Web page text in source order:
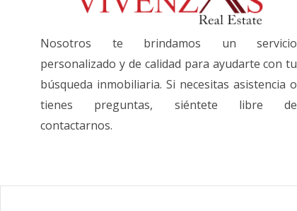
Nosotros te brindamos un servicio
personalizado y de calidad para ayudarte con tu
búsqueda inmobiliaria. Si necesitas asistencia o
tienes preguntas, siéntete libre de
contactarnos.